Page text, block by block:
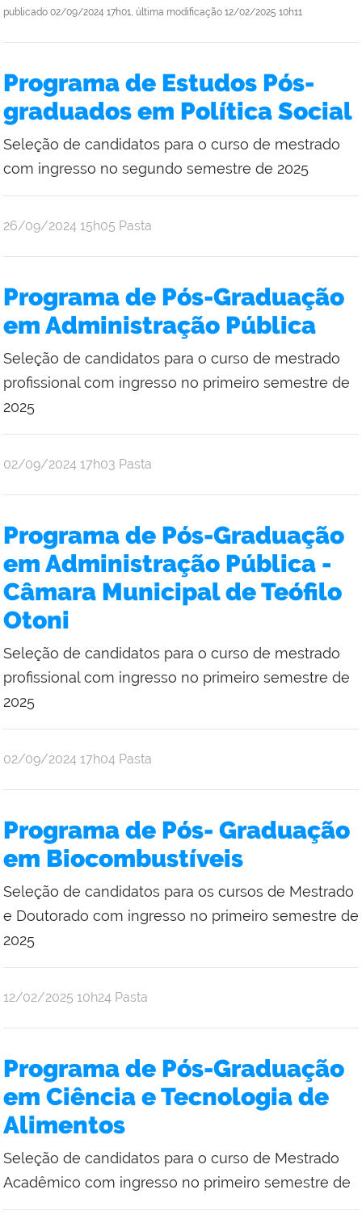
publicado 02/09/2024 17h01, última modificação 12/02/2025 10h11
Programa de Estudos Pós-
graduados em Política Social
Seleção de candidatos para o curso de mestrado
com ingresso no segundo semestre de 2025
publicado
26/09/2024 15h05 Pasta
Programa de Pós-Graduação
em Administração Pública
Seleção de candidatos para o curso de mestrado
profissional com ingresso no primeiro semestre de
2025
publicado
02/09/2024 17h03 Pasta
Programa de Pós-Graduação
em Administração Pública -
Câmara Municipal de Teófilo
Otoni
Seleção de candidatos para o curso de mestrado
profissional com ingresso no primeiro semestre de
2025
publicado
02/09/2024 17h04 Pasta
Programa de Pós- Graduação
em Biocombustíveis
Seleção de candidatos para os cursos de Mestrado
e Doutorado com ingresso no primeiro semestre de
2025
publicado
12/02/2025 10h24 Pasta
Programa de Pós-Graduação
em Ciência e Tecnologia de
Alimentos
Seleção de candidatos para o curso de Mestrado
Acadêmico com ingresso no primeiro semestre de